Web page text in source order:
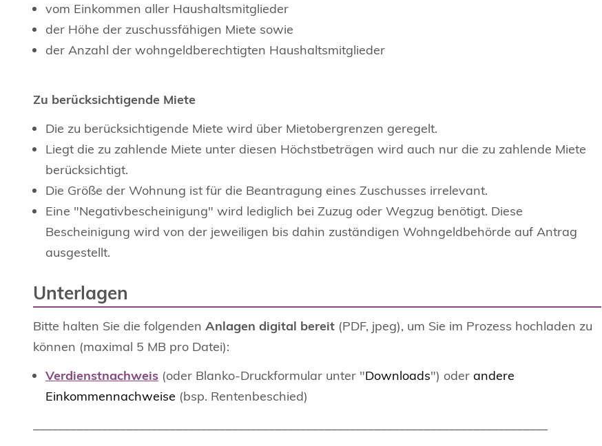
vom Einkommen aller Haushaltsmitglieder
der Höhe der zuschussfähigen Miete sowie
der Anzahl der wohngeldberechtigten Haushaltsmitglieder
Zu berücksichtigende Miete
Die zu berücksichtigende Miete wird über Mietobergrenzen geregelt.
Liegt die zu zahlende Miete unter diesen Höchstbeträgen wird auch nur die zu zahlende Miete
berücksichtigt.
Die Größe der Wohnung ist für die Beantragung eines Zuschusses irrelevant.
Eine "Negativbescheinigung" wird lediglich bei Zuzug oder Wegzug benötigt. Diese
Bescheinigung wird von der jeweiligen bis dahin zuständigen Wohngeldbehörde auf Antrag
ausgestellt.
Unterlagen
Bitte halten Sie die folgenden Anlagen digital bereit (PDF, jpeg), um Sie im Prozess hochladen zu
können (maximal 5 MB pro Datei):
Verdienstnachweis (oder Blanko-Druckformular unter "Downloads") oder andere
Einkommennachweise (bsp. Rentenbeschied)